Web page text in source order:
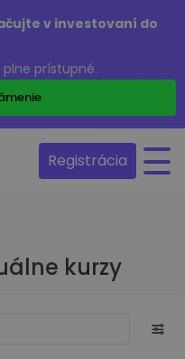
v investovaní do
prístupné.
Registrácia
kurzy